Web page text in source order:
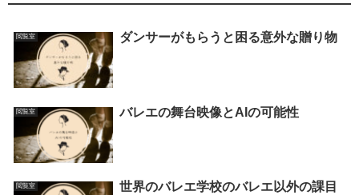
閲覧室 ダンサーがもらうと困る意外な贈り物
閲覧室 バレエの舞台映像とAIの可能性
閲覧室
世界のバレエ学校のバレエ以外の課目